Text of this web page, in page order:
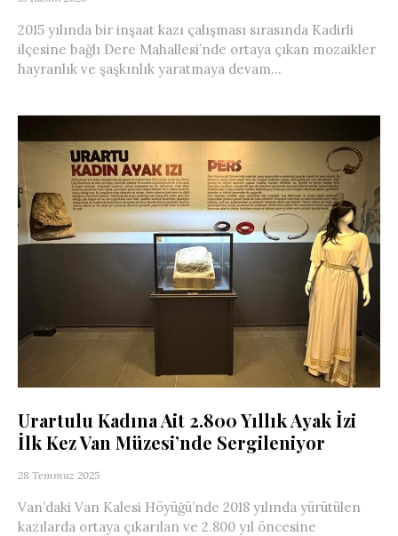
2015 yılında bir inşaat kazı çalışması sırasında Kadirli
ilçesine bağlı Dere Mahallesi’nde ortaya çıkan mozaikler
hayranlık ve şaşkınlık yaratmaya devam...
Urartulu Kadına Ait 2.800 Yıllık Ayak İzi
İlk Kez Van Müzesi’nde Sergileniyor
28 Temmuz 2025
Van’daki Van Kalesi Höyüğü’nde 2018 yılında yürütülen
kazılarda ortaya çıkarılan ve 2.800 yıl öncesine